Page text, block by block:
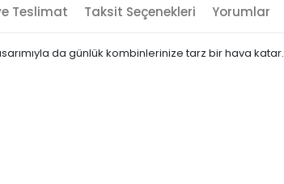
Teslimat Taksit Seçenekleri Yorumlar
da günlük kombinlerinize tarz bir hava katar.